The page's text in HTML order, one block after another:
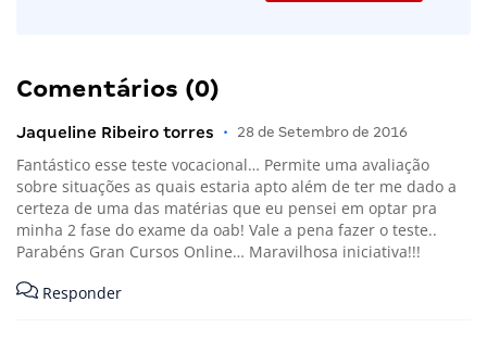
Comentários (0)
Jaqueline Ribeiro torres • 28 de Setembro de 2016
Fantástico esse teste vocacional… Permite uma avaliação
sobre situações as quais estaria apto além de ter me dado a
certeza de uma das matérias que eu pensei em optar pra
minha 2 fase do exame da oab! Vale a pena fazer o teste..
Parabéns Gran Cursos Online… Maravilhosa iniciativa!!!
Responder